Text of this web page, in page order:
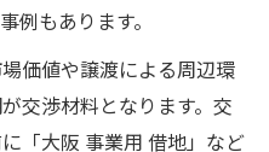
例もあります。
価値や譲渡による周辺環
交渉材料となります。交
「大阪 事業用 借地」など